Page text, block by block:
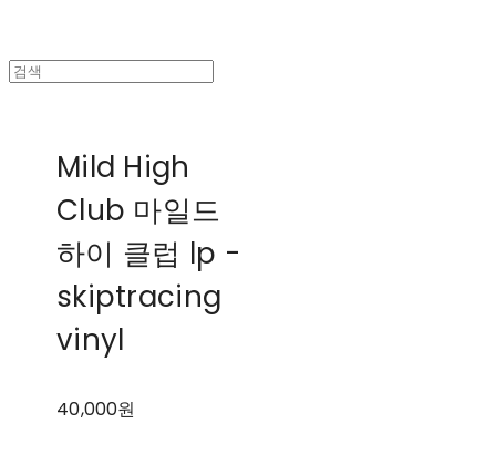
Mild High
Club 마일드
하이 클럽 lp -
skiptracing
vinyl
40,000원